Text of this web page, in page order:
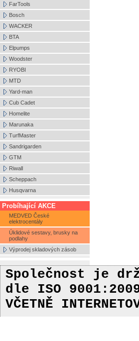
FarTools
Bosch
WACKER
BTA
Elpumps
Woodster
RYOBI
MTD
Yard-man
Cub Cadet
Homelite
Marunaka
TurfMaster
Sandrigarden
GTM
Riwall
Scheppach
Husqvarna
Probíhající AKCE
MEDVED České
elektrocentály
Úklidové sestavy, brusky na
podlahy
Výprodej skladových zásob
Společnost je
dle ISO
VČETNĚ